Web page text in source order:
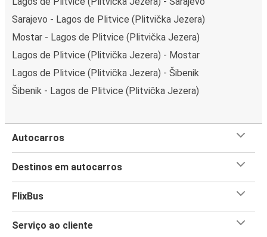
Sarajevo - Lagos de Plitvice (Plitvička Jezera)
Mostar - Lagos de Plitvice (Plitvička Jezera)
Lagos de Plitvice (Plitvička Jezera) - Mostar
Lagos de Plitvice (Plitvička Jezera) - Šibenik
Šibenik - Lagos de Plitvice (Plitvička Jezera)
Autocarros
Destinos em autocarros
FlixBus
Serviço ao cliente